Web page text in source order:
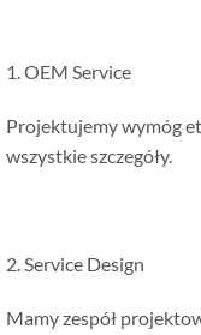
1. OEM Service
Projektujemy wymóg
wszystkie szczegóły.
2. Service Design
Mamy zespół